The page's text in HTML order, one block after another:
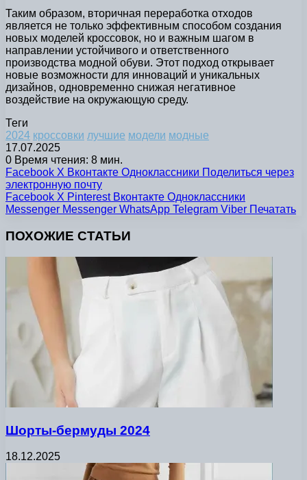
Таким образом, вторичная переработка отходов
является не только эффективным способом создания
новых моделей кроссовок, но и важным шагом в
направлении устойчивого и ответственного
производства модной обуви. Этот подход открывает
новые возможности для инноваций и уникальных
дизайнов, одновременно снижая негативное
воздействие на окружающую среду.
Теги
2024 кроссовки лучшие модели модные
17.07.2025
0 Время чтения: 8 мин.
Facebook X Вконтакте Одноклассники Поделиться через
электронную почту
Facebook X Pinterest Вконтакте Одноклассники
Messenger Messenger WhatsApp Telegram Viber Печатать
ПОХОЖИЕ СТАТЬИ
Шорты-бермуды 2024
18.12.2025